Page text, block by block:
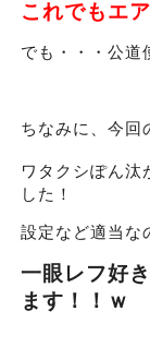
これでもエ
でも・・・公
ちなみに、今回
ワタクシぽん汰
した！
設定など適当な
一眼レフ好
ます！！ｗ